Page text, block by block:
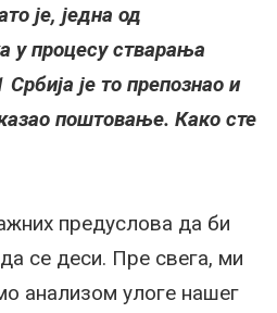
је, једна од
у процесу стварања
је то препознао и
поштовање. Како сте
предуслова да би
се деси. Пре свега, ми
анализом улоге нашег